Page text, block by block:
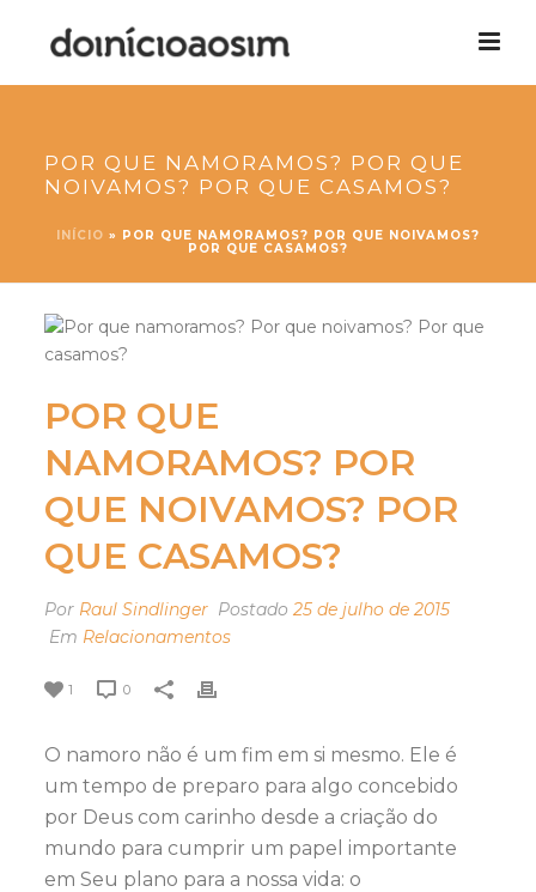
POR QUE NAMORAMOS? POR QUE
NOIVAMOS? POR QUE CASAMOS?
INÍCIO » POR QUE NAMORAMOS? POR QUE NOIVAMOS?
POR QUE CASAMOS?
POR QUE
NAMORAMOS? POR
QUE NOIVAMOS? POR
QUE CASAMOS?
Por Raul Sindlinger Postado25 de julho de 2015
Em Relacionamentos
1 0
O namoro não é um fim em si mesmo. Ele é
um tempo de preparo para algo concebido
por Deus com carinho desde a criação do
mundo para cumprir um papel importante
em Seu plano para a nossa vida: o